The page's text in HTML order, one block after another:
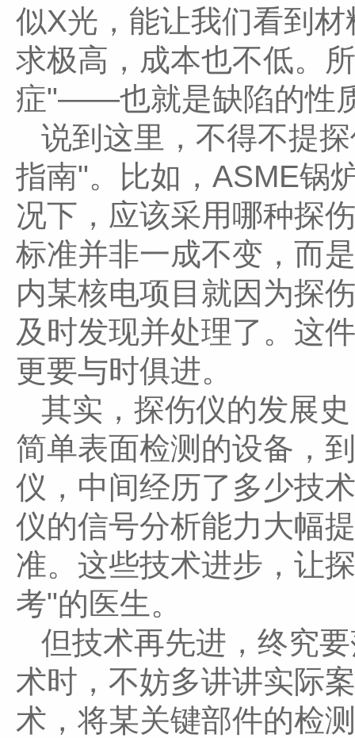
似X光，能让我们看到
求极高，成本也不低。
症"——也就是缺陷的性
说到这里，不得不提
指南"。比如，ASME锅
况下，应该采用哪种探
标准并非一成不变，而
内某核电项目就因为探
及时发现并处理了。这
更要与时俱进。
其实，探伤仪的发展
简单表面检测的设备，
仪，中间经历了多少技
仪的信号分析能力大幅
准。这些技术进步，让
考"的医生。
但技术再先进，终究
术时，不妨多讲讲实际
术，将某关键部件的检